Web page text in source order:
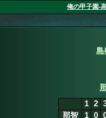
俺の甲子園-
島
那
1
2 3
那智
1 0 0